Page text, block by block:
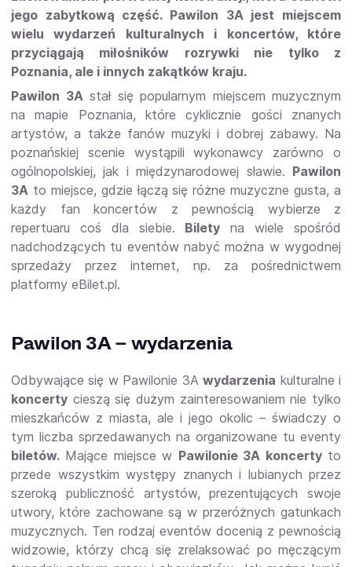
jego zabytkową część. Pawilon 3A jest miejscem
wielu wydarzeń kulturalnych i koncertów, które
przyciągają miłośników rozrywki nie tylko z
Poznania, ale i innych zakątków kraju.
Pawilon 3A stał się popularnym miejscem muzycznym
na mapie Poznania, które cyklicznie gości znanych
artystów, a także fanów muzyki i dobrej zabawy. Na
poznańskiej scenie wystąpili wykonawcy zarówno o
ogólnopolskiej, jak i międzynarodowej sławie. Pawilon
3A to miejsce, gdzie łączą się różne muzyczne gusta, a
każdy fan koncertów z pewnością wybierze z
repertuaru coś dla siebie. Bilety na wiele spośród
nadchodzących tu eventów nabyć można w wygodnej
sprzedaży przez internet, np. za pośrednictwem
platformy eBilet.pl.
Pawilon 3A – wydarzenia
Odbywające się w Pawilonie 3Awydarzenia kulturalne i
koncerty cieszą się dużym zainteresowaniem nie tylko
mieszkańców z miasta, ale i jego okolic – świadczy o
tym liczba sprzedawanych na organizowane tu eventy
biletów. Mające miejsce w Pawilonie 3A koncertyto
przede wszystkim występy znanych i lubianych przez
szeroką publiczność artystów, prezentujących swoje
utwory, które zachowane są w przeróżnych gatunkach
muzycznych. Ten rodzaj eventów docenią z pewnością
widzowie, którzy chcą się zrelaksować po męczącym